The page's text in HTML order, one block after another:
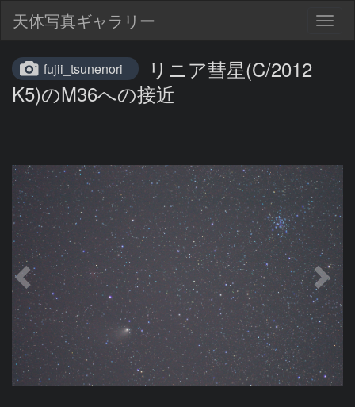
天体写真ギャラリー
fujii_tsunenori
リニア彗星(C/2012
K5)のM36への接近